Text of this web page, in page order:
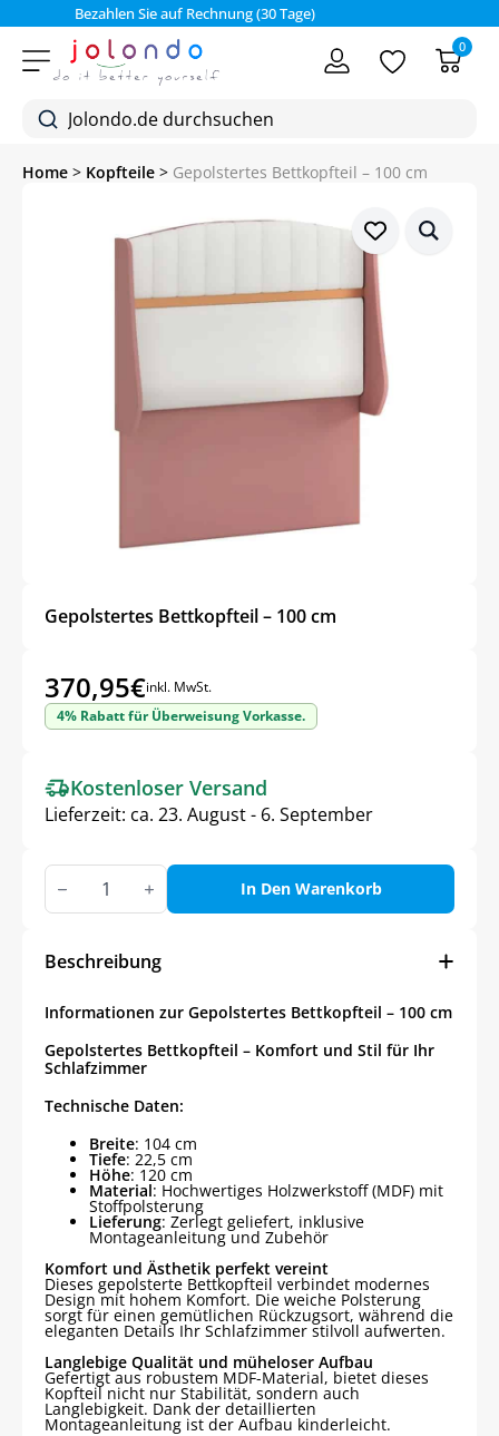
Bezahlen Sie auf Rechnung (30 Tage)
0
Home > Kopfteile > Gepolstertes Bettkopfteil – 100 cm
Gepolstertes Bettkopfteil – 100 cm
370,95€inkl. MwSt.
4% Rabatt für Überweisung Vorkasse.
Kostenloser Versand
Lieferzeit: ca. 23. August - 6. September
Gepolstertes
Bettkopfteil
–
Menge
In Den Warenkorb
Beschreibung
Informationen zur Gepolstertes Bettkopfteil – 100 cm
Gepolstertes Bettkopfteil – Komfort und Stil für Ihr
Schlafzimmer
Technische Daten:
Breite: 104 cm
Tiefe: 22,5 cm
Höhe: 120 cm
Material: Hochwertiges Holzwerkstoff (MDF) mit
Stoffpolsterung
Lieferung: Zerlegt geliefert, inklusive
Montageanleitung und Zubehör
Komfort und Ästhetik perfekt vereint
Dieses gepolsterte Bettkopfteil verbindet modernes
Design mit hohem Komfort. Die weiche Polsterung
sorgt für einen gemütlichen Rückzugsort, während die
eleganten Details Ihr Schlafzimmer stilvoll aufwerten.
Langlebige Qualität und müheloser Aufbau
Gefertigt aus robustem MDF-Material, bietet dieses
Kopfteil nicht nur Stabilität, sondern auch
Langlebigkeit. Dank der detaillierten
Montageanleitung ist der Aufbau kinderleicht.